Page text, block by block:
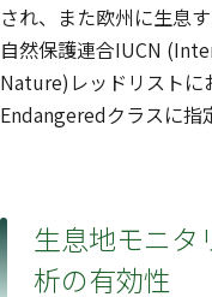
され、また欧州に生息
自然保護連合IUCN
Nature)レッドリスト
Endangeredクラスに指
生息地モニタ
析の有効性